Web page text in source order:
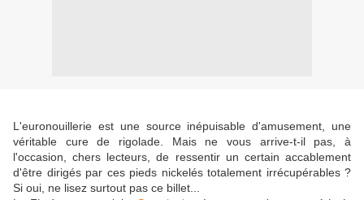
L'euronouillerie est une source inépuisable d'amusement, une
véritable cure de rigolade. Mais ne vous arrive-t-il pas, à
l'occasion, chers lecteurs, de ressentir un certain accablement
d'être dirigés par ces pieds nickelés totalement irrécupérables ?
Si oui, ne lisez surtout pas ce billet...